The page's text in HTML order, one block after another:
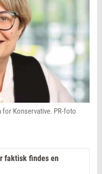
for Konservative. PR-foto
faktisk findes en